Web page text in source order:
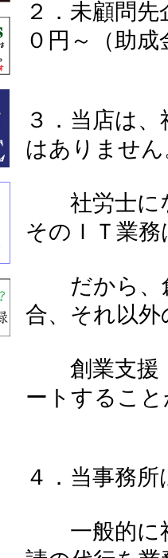
２．未顧問
０円～（助
３．当店は
はありません
社労士にな
そのＩＴ業
だから、創
合、それ以
創業支援・
ートするこ
４．当事務
一般的に社